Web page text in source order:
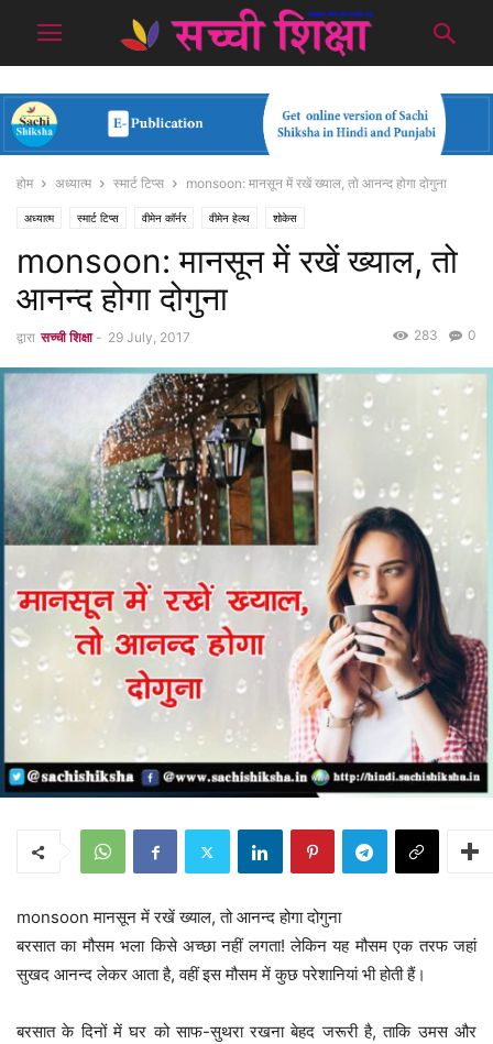
होम अध्यात्म स्मार्ट टिप्स monsoon: मानसून में रखें ख्याल, तो आनन्द होगा दोगुना
अध्यात्म स्मार्ट टिप्स वीमेन कॉर्नर वीमेन हेल्थ शोकेस
monsoon: मानसून में रखें ख्याल, तो
आनन्द होगा दोगुना
द्वारा सच्ची शिक्षा - 29 July, 2017 0
283
monsoon मानसून में रखें ख्याल, तो आनन्द होगा दोगुना
बरसात का मौसम भला किसे अच्छा नहीं लगता! लेकिन यह मौसम एक तरफ जहां
सुखद आनन्द लेकर आता है, वहीं इस मौसम में कुछ परेशानियां भी होती हैं।
बरसात के दिनों में घर को साफ-सुथरा रखना बेहद जरूरी है, ताकि उमस और